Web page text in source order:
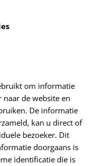
om informatie
de website en
De informatie
kan u direct of
bezoeker. Dit
doorgaans is
identificatie die is